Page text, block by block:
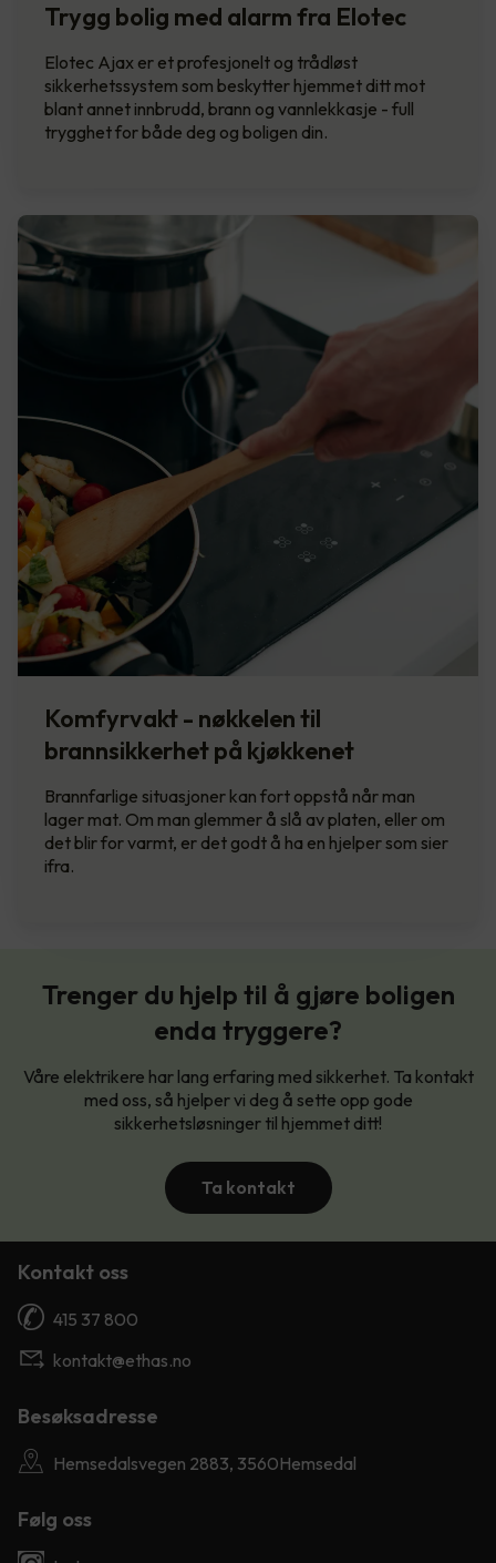
Trygg bolig med alarm fra Elotec
Elotec Ajax er et profesjonelt og trådløst
sikkerhetssystem som beskytter hjemmet ditt mot
blant annet innbrudd, brann og vannlekkasje - full
trygghet for både deg og boligen din.
Komfyrvakt - nøkkelen til
brannsikkerhet på kjøkkenet
Brannfarlige situasjoner kan fort oppstå når man
lager mat. Om man glemmer å slå av platen, eller om
det blir for varmt, er det godt å ha en hjelper som sier
ifra.
Trenger du hjelp til å gjøre boligen
enda tryggere?
Våre elektrikere har lang erfaring med sikkerhet. Ta kontakt
med oss, så hjelper vi deg å sette opp gode
sikkerhetsløsninger til hjemmet ditt!
Ta kontakt
Kontakt oss
415 37 800
kontakt@ethas.no
Besøksadresse
Hemsedalsvegen 2883, 3560Hemsedal
Følg oss